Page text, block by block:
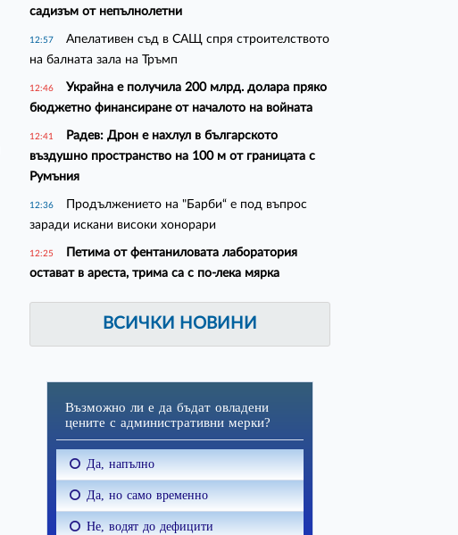
садизъм от непълнолетни
12:57
Апелативен съд в САЩ спря строителството
на балната зала на Тръмп
12:46
Украйна е получила 200 млрд. долара пряко
бюджетно финансиране от началото на войната
12:41
Радев: Дрон е нахлул в българското
въздушно пространство на 100 м от границата с
Румъния
12:36
Продължението на "Барби“ е под въпрос
заради искани високи хонорари
12:25
Петима от фентаниловата лаборатория
остават в ареста, трима са с по-лека мярка
ВСИЧКИ НОВИНИ